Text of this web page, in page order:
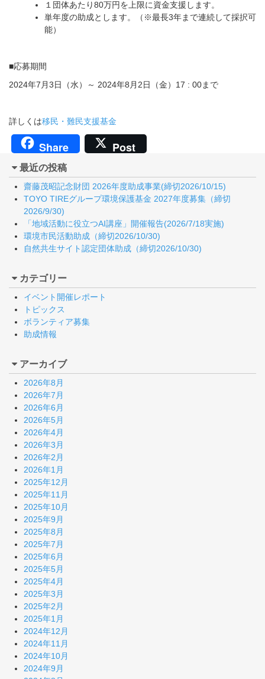
１団体あたり80万円を上限に資金支援します。
単年度の助成とします。（※最長3年まで連続して採択可
能）
■応募期間
2024年7月3日（水）～ 2024年8月2日（金）17 : 00まで
詳しくは移民・難民支援基金
Share Post
最近の投稿
齋藤茂昭記念財団 2026年度助成事業(締切2026/10/15)
TOYO TIREグループ環境保護基金 2027年度募集（締切
2026/9/30)
「地域活動に役立つAI講座」開催報告(2026/7/18実施)
環境市民活動助成（締切2026/10/30)
自然共生サイト認定団体助成（締切2026/10/30)
カテゴリー
イベント開催レポート
トピックス
ボランティア募集
助成情報
アーカイブ
2026年8月
2026年7月
2026年6月
2026年5月
2026年4月
2026年3月
2026年2月
2026年1月
2025年12月
2025年11月
2025年10月
2025年9月
2025年8月
2025年7月
2025年6月
2025年5月
2025年4月
2025年3月
2025年2月
2025年1月
2024年12月
2024年11月
2024年10月
2024年9月